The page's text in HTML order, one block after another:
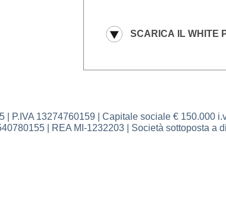
P.IVA 13274760159 | Capitale sociale € 150.000
| REA MI-1232203 | Società sottoposta a